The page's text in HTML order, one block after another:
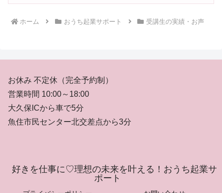
ホーム おうち起業サポート 受講生の実績・お声
お休み 不定休（完全予約制）
営業時間 10:00～18:00
大久保ICから車で5分
魚住市民センター北交差点から3分
好きを仕事に♡理想の未来を叶える！おうち起業サ
ポート